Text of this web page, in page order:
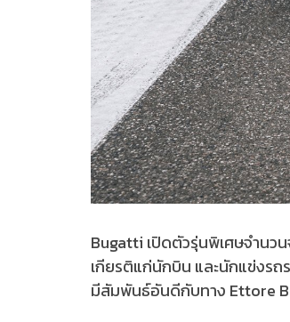
Bugatti เปิดตัวรุ่นพิเศษจำนว
เกียรติแก่นักบิน และนักแข่งร
มีสัมพันธ์อันดีกับทาง Ettore